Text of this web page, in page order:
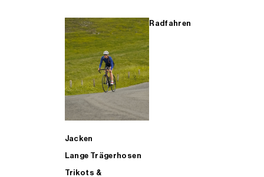
Radfahren
Jacken
Lange Trägerhosen
Trikots &